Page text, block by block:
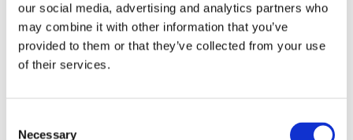
our social media, advertising and analytics partners who
may combine it with other information that you’ve
provided to them or that they’ve collected from your use
of their services.
Necessary